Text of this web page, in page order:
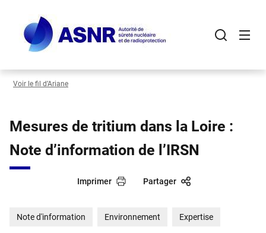
contenu
principal
Voir le fil d’Ariane
Mesures de tritium dans la Loire :
Note d’information de l’IRSN
Imprimer Partager
Note d'information Environnement Expertise